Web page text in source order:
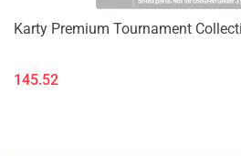
Karty Premium Tournament
145.52